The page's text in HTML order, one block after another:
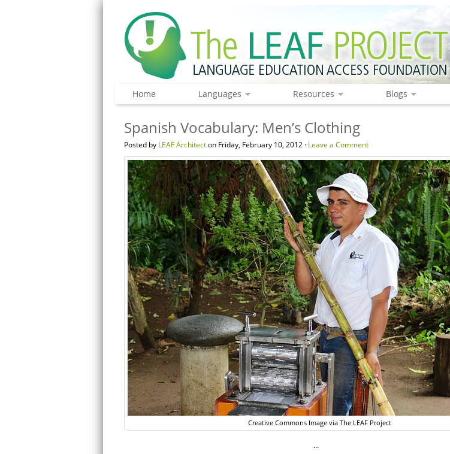
Home Languages Resources Blogs
Spanish Vocabulary: Men’s Clothing
Posted by LEAF Architecton Friday, February 10, 2012 · Leave a Comment
Creative Commons Image via The LEAF Project
…